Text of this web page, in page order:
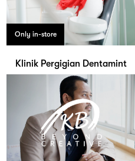
Only in-store
Klinik Pergigian Dentamint